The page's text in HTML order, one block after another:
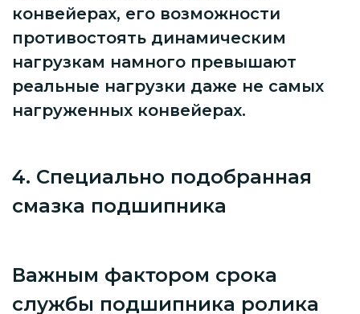
конвейерах, его возможности
противостоять динамическим
нагрузкам намного превышают
реальные нагрузки даже не самых
нагруженных конвейерах.
4. Специально подобранная
смазка подшипника
Важным фактором срока
службы подшипника ролика